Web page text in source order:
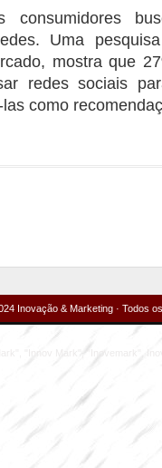
consumidores
Uma
mostra que
redes sociais
como
Inovação & Marketing · Todos
"Innov Mark", "Inovemark",